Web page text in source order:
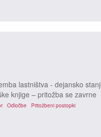
lastništva - dejansko
knjige – pritožba se zavrne
Odločbe Pritožbeni postopki